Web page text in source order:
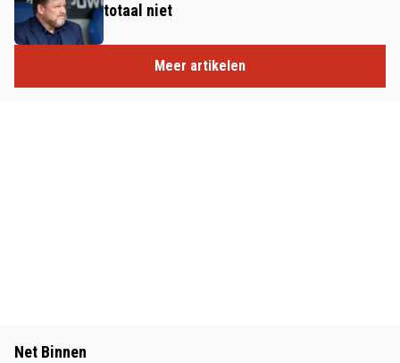
totaal niet
Meer artikelen
Net Binnen